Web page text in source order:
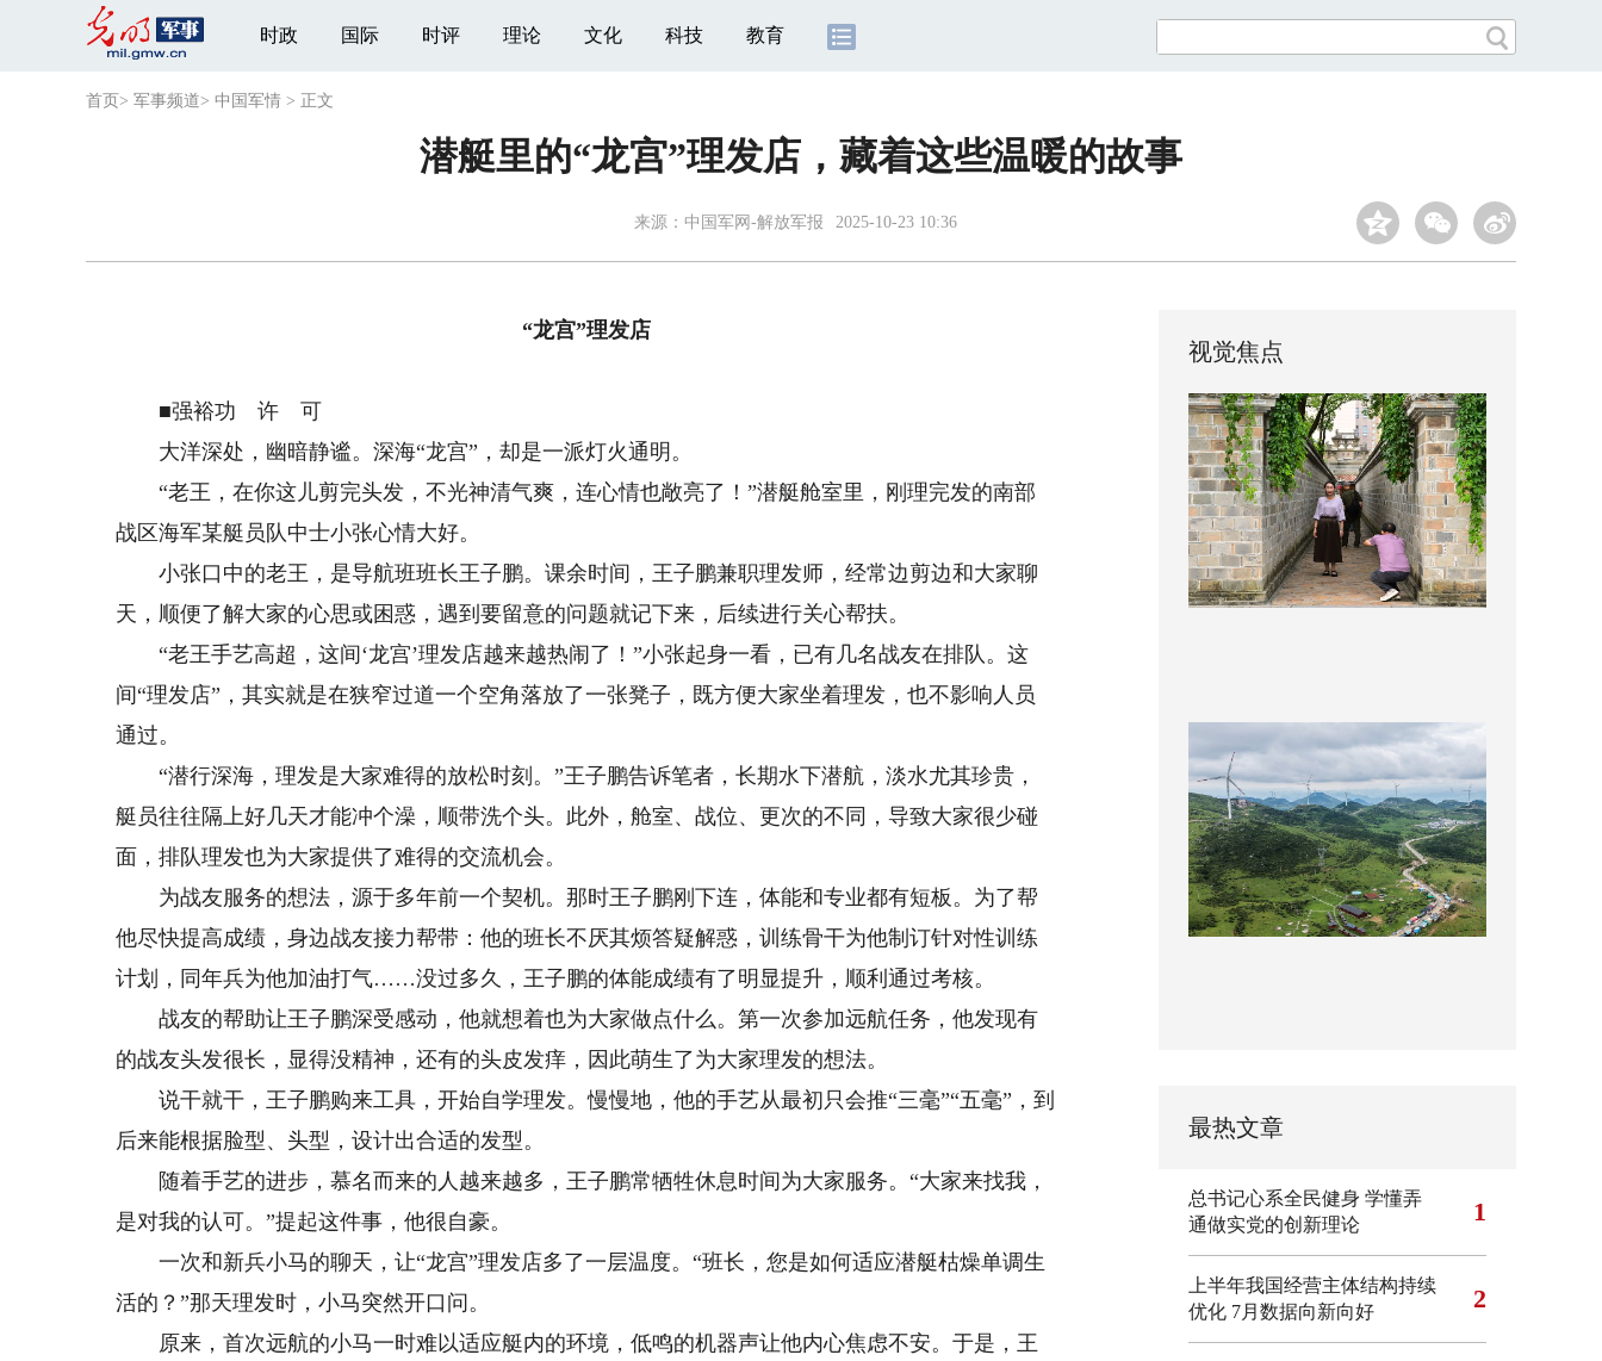
时政 国际 时评 理论 文化 科技 教育
首页 > 军事频道> 中国军情 > 正文
潜艇里的“龙宫”理发店，藏着这些温暖的故事
来源： 中国军网-解放军报 2025-10-23 10:36
“龙宫”理发店
■强裕功 许 可
大洋深处，幽暗静谧。深海“龙宫”，却是一派灯火通明。
“老王，在你这儿剪完头发，不光神清气爽，连心情也敞亮了！”潜艇舱室里，刚理完发的南部
战区海军某艇员队中士小张心情大好。
小张口中的老王，是导航班班长王子鹏。课余时间，王子鹏兼职理发师，经常边剪边和大家聊
天，顺便了解大家的心思或困惑，遇到要留意的问题就记下来，后续进行关心帮扶。
“老王手艺高超，这间‘龙宫’理发店越来越热闹了！”小张起身一看，已有几名战友在排队。这
间“理发店”，其实就是在狭窄过道一个空角落放了一张凳子，既方便大家坐着理发，也不影响人员
通过。
“潜行深海，理发是大家难得的放松时刻。”王子鹏告诉笔者，长期水下潜航，淡水尤其珍贵，
艇员往往隔上好几天才能冲个澡，顺带洗个头。此外，舱室、战位、更次的不同，导致大家很少碰
面，排队理发也为大家提供了难得的交流机会。
为战友服务的想法，源于多年前一个契机。那时王子鹏刚下连，体能和专业都有短板。为了帮
他尽快提高成绩，身边战友接力帮带：他的班长不厌其烦答疑解惑，训练骨干为他制订针对性训练
计划，同年兵为他加油打气……没过多久，王子鹏的体能成绩有了明显提升，顺利通过考核。
战友的帮助让王子鹏深受感动，他就想着也为大家做点什么。第一次参加远航任务，他发现有
的战友头发很长，显得没精神，还有的头皮发痒，因此萌生了为大家理发的想法。
说干就干，王子鹏购来工具，开始自学理发。慢慢地，他的手艺从最初只会推“三毫”“五毫”，到
后来能根据脸型、头型，设计出合适的发型。
随着手艺的进步，慕名而来的人越来越多，王子鹏常牺牲休息时间为大家服务。“大家来找我，
是对我的认可。”提起这件事，他很自豪。
一次和新兵小马的聊天，让“龙宫”理发店多了一层温度。“班长，您是如何适应潜艇枯燥单调生
活的？”那天理发时，小马突然开口问。
原来，首次远航的小马一时难以适应艇内的环境，低鸣的机器声让他内心焦虑不安。于是，王
视觉焦点
最热文章
总书记心系全民健身 学懂弄
通做实党的创新理论
1
上半年我国经营主体结构持续
优化 7月数据向新向好 2